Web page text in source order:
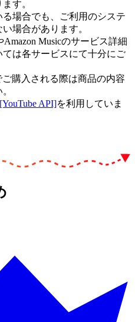
す。
場合でも、ご利用のシステ
場合があります。
Amazon Musicのサービス詳細
は各サービスにて十分にご
ご購入される際は商品の内容
[YouTube API]を利用していま